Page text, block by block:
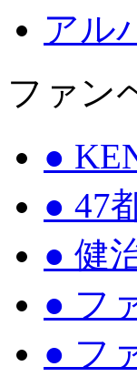
アル
ファン
●
● 47
● 健
● フ
● フ